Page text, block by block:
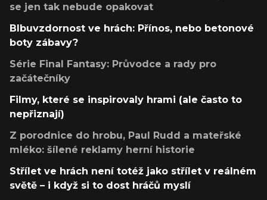
se jen tak nebude opakovat
Blbuvzdornost ve hrách: Přínos, nebo betonové
boty zábavy?
Série Final Fantasy: Průvodce a rady pro
začátečníky
Filmy, které se inspirovaly hrami (ale často to
nepřiznají)
Z porodnice do hrobu, Paul Rudd a mateřské
mléko: šílené reklamy herní historie
Střílet ve hrách není totéž jako střílet v reálném
světě – i když si to dost hráčů myslí